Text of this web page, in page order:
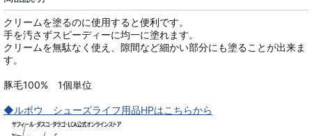
クリームを塗るのに使用すると便利です。
手を汚さずスピーディーに均一に塗れます。
クリームを無駄なく使え、隙間など細かい部分にも塗ることが出来ま
す。
豚毛100% 1個単位
◆ルボウ シューズライフ用品HPはこちらから